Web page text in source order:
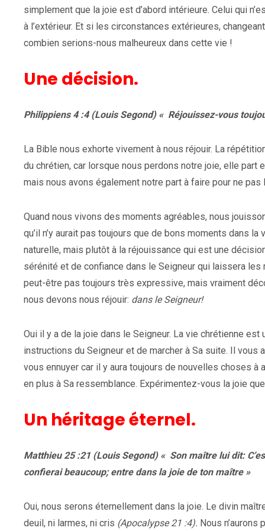
simplement que la joie est d’abord intérieure. Celui qui
à l’extérieur. Et si les circonstances extérieures,
combien serions-nous malheureux dans cette vie !
Une décision.
Philippiens 4 :4 (Louis Segond) « Réjouissez-vous
La Bible nous exhorte vivement à nous réjouir. La
du chrétien, car lorsque nous perdons notre joie, elle
mais nous avons également notre part à faire pour ne
Quand nous vivons des moments agréables, nous
qu’il n’y aurait pas toujours que de bons moments dans
naturelle, mais plutôt à la réjouissance qui est une
sérénité et de confiance dans le Seigneur qui laissera
peut-être pas toujours très expressive, mais vraiment
nous devons nous réjouir: dans le Seigneur!
Oui il y a de la joie dans le Seigneur. La vie chrétienne
instructions du Seigneur et de marcher à Sa suite. Il
vous ennuyer car il y aura toujours de nouvelles choses
en plus à Sa ressemblance. Expérimentez-vous la joie
Un héritage éternel.
Matthieu 25 :21 (Louis Segond) « Son maître lui dit:
confierai beaucoup; entre dans la joie de ton maître »
Oui, nous serons éternellement dans la joie. Le divin
deuil, ni larmes, ni cris (Apocalypse 21 :4). Nous